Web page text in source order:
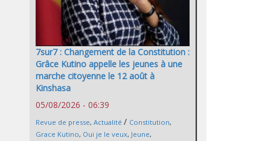
7sur7 : Changement de la Constitution :
Grâce Kutino appelle les jeunes à une
marche citoyenne le 12 août à
Kinshasa
05/08/2026 - 06:39
Revue de presse, Actualité / Constitution,
Grace Kutino, Oui je le veux, Jeune,